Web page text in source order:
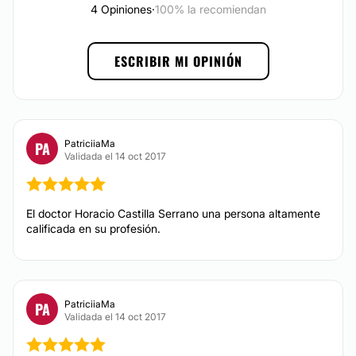
Posibilidad de videoconsulta:
Financiación o facilidades de pago:
4 Opiniones·100% la recomiendan
ESCRIBIR MI OPINIÓN
PA
PatriciiaMa
Validada el 14 oct 2017
El doctor Horacio Castilla Serrano una persona altamente
calificada en su profesión.
PA
PatriciiaMa
Validada el 14 oct 2017